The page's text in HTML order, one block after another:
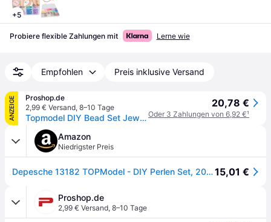
+5
Probiere flexible Zahlungen mit Lerne wie
Empfohlen Preis inklusive Versand
ANZEIGE
Proshop.de
2,99 € Versand, 8–10 Tage
Topmodel DIY Bead Set Jewelry
20,78 €
Oder 3 Zahlungen von 6,92 €¹
Amazon
Niedrigster Preis
Depesche 13182 TOPModel - DIY Perlen Set, 20 verschiedene Perlen Arten, zum kreativen Gestalten von Armbändern und Ketten15,01 €
Proshop.de
2,99 € Versand, 8–10 Tage